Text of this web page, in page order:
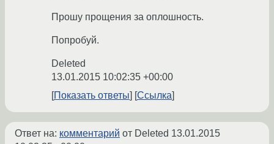
Прошу прощения за оплошность.
Попробуй.
Deleted
13.01.2015 10:02:35 +00:00
Показать ответы
Ссылка
Ответ на: комментарий от Deleted 13.01.2015